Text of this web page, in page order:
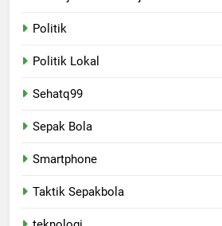
Politik
Politik Lokal
Sehatq99
Sepak Bola
Smartphone
Taktik Sepakbola